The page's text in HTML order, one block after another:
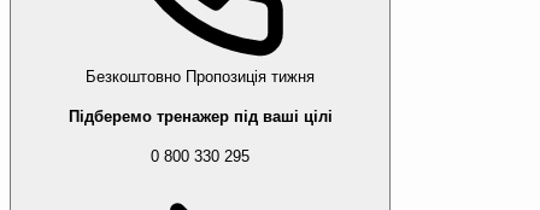
Безкоштовно Пропозиція тижня
Підберемо тренажер під ваші цілі
0 800 330 295